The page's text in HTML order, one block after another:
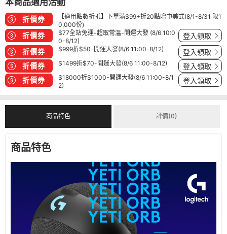
折價券
【適用點數折抵】下單滿$99+折20點贈中美式(8/1-8/31 限1
0,000份)
折價券
$77全站免運-超取常溫-開運大發 (8/6 10:0
0-8/12)
登入領取
折價券 $999折$50-開運大發(8/6 11:00-8/12) 登入領取
折價券 $1499折$70-開運大發(8/6 11:00-8/12) 登入領取
折價券
$18000折$1000-開運大發(8/6 11:00-8/1
2)
登入領取
商品特色 評價(0)
商品特色